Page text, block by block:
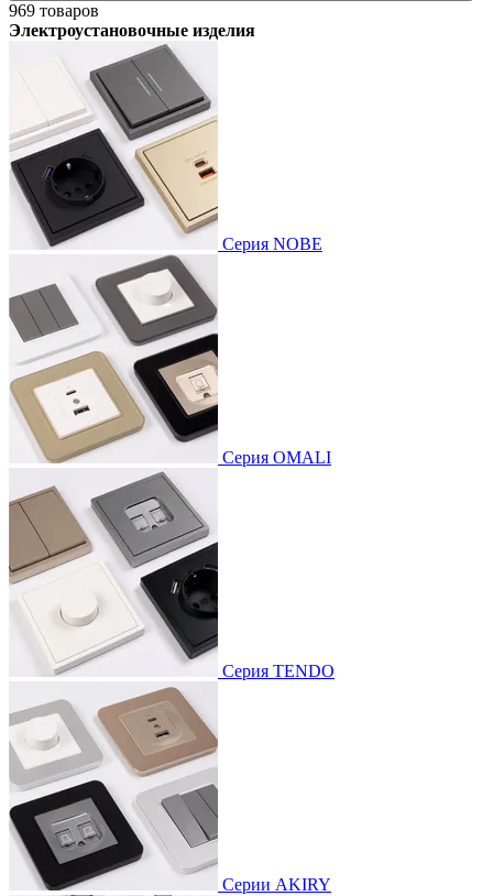
969 товаров
Электроустановочные изделия
Серия NOBE
Серия OMALI
Серия TENDO
Серии AKIRY